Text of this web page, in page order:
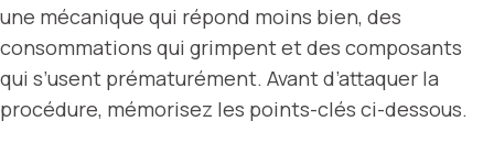
une mécanique qui répond moins bien, des
consommations qui grimpent et des composants
qui s’usent prématurément. Avant d’attaquer la
procédure, mémorisez les points-clés ci-dessous.